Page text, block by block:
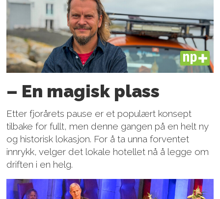
PLUS
– En magisk plass
Etter fjorårets pause er et populært konsept
tilbake for fullt, men denne gangen på en helt ny
og historisk lokasjon. For å ta unna forventet
innrykk, velger det lokale hotellet nå å legge om
driften i en helg.